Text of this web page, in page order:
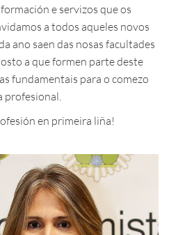
e servizos que os
a todos aqueles novos
ano saen das nosas facultades
a que formen parte deste
fundamentais para o comezo
profesional.
en primeira liña!